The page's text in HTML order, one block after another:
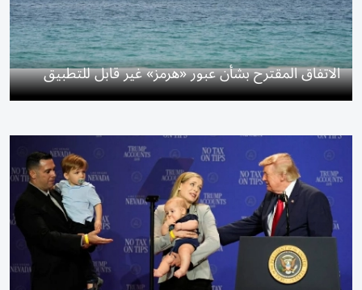
الاتفاق المقترح بشأن عبور «هرمز» غير قابل للتطبيق